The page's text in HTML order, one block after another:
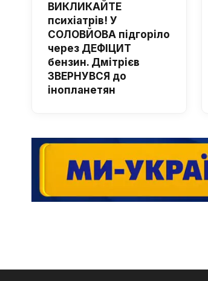
ВИКЛИКАЙТЕ
психіатрів! У
СОЛОВЙОВА підгоріло
через ДЕФІЦИТ
бензин. Дмітрієв
ЗВЕРНУВСЯ до
інопланетян